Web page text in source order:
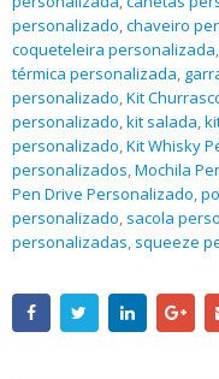
personalizado,chaveiro
coqueteleira personalizada,
térmica personalizada,
personalizado,Kit
personalizado,kit salada,
personalizado,Kit Whisky
personalizados,Mochila
Pen Drive Personalizado,
personalizado, sacola
personalizadas, squeeze